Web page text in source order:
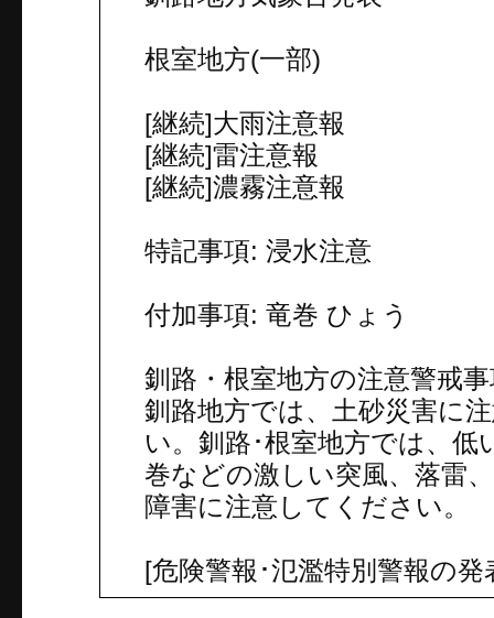
根室地方(一部)
[継続]大雨注意報
[継続]雷注意報
[継続]濃霧注意報
特記事項: 浸水注意
付加事項: 竜巻 ひょう
釧路・根室地方の注意警戒
釧路地方では、土砂災害に
い。釧路･根室地方では、低
巻などの激しい突風、落雷
障害に注意してください。
[危険警報･氾濫特別警報の